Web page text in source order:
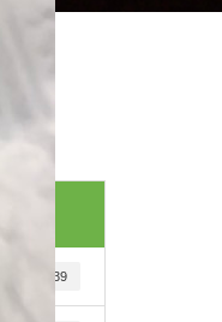
39